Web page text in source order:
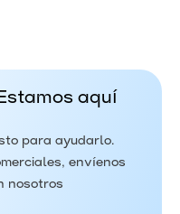
aquí
para ayudarlo.
envíenos
nosotros